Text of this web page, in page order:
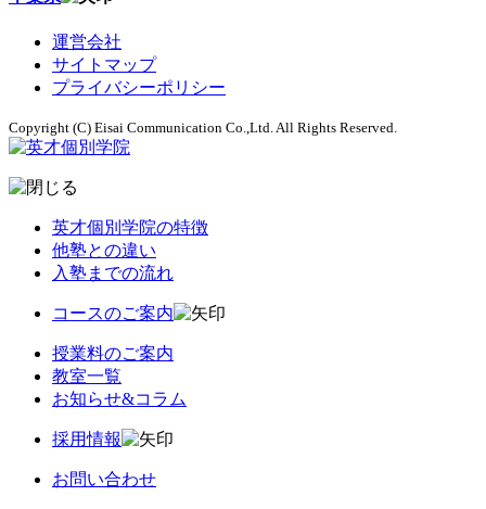
運営会社
サイトマップ
プライバシーポリシー
Copyright (C) Eisai Communication Co.,Ltd. All Rights Reserved.
英才個別学院の特徴
他塾との違い
入塾までの流れ
コースのご案内
授業料のご案内
教室一覧
お知らせ&コラム
採用情報
お問い合わせ